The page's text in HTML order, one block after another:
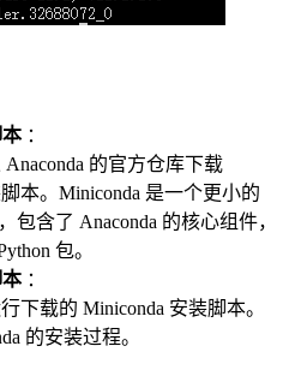
本：
Anaconda 的官方仓库下载
本。Miniconda 是一个更小的
包含了 Anaconda 的核心组件，
包。
：
下载的 Miniconda 安装脚本。
的安装过程。